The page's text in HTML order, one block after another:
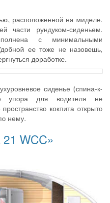
расположенной на миделе.
части рундуком-сиденьем.
с минимальными
ее тоже не назовешь,
доработке.
сиденье (спина-к-
упора для водителя не
кокпита открыто
нему.
WCC»